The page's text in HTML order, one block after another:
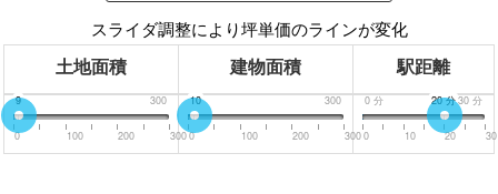
スライダ調整により坪単価のラインが変化
土地面積 建物面積 駅距離
0 300
9
0 100 200 300
0 300
10
0 100 200 300
0 分 30 分
20分
0 10 20 30